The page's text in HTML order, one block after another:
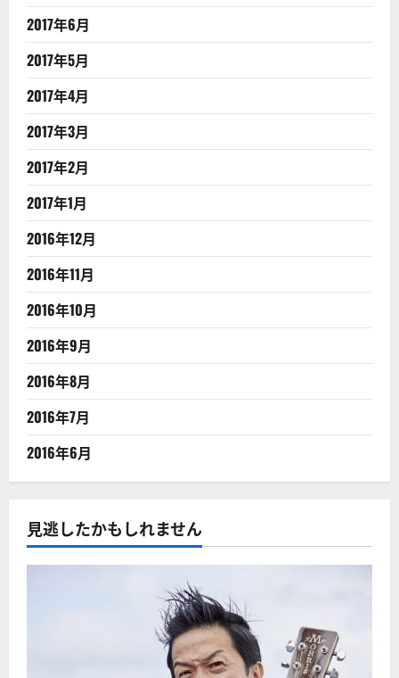
2017年6月
2017年5月
2017年4月
2017年3月
2017年2月
2017年1月
2016年12月
2016年11月
2016年10月
2016年9月
2016年8月
2016年7月
2016年6月
見逃したかもしれません